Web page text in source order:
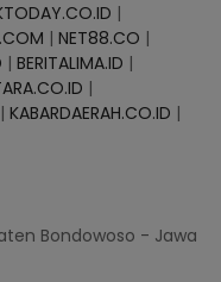
|
| NET88.CO |
| BERITALIMA.ID |
|
| KABARDAERAH.CO.ID |
Bondowoso - Jawa